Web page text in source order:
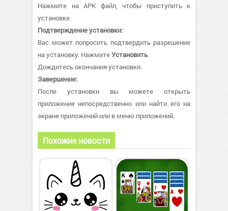
Нажмите на APK файл, чтобы приступить к
установке.
Подтверждение установки:
Вас может попросить подтвердить разрешение
на установку. НажмитеУстановить.
Дождитесь окончания установки.
Завершение:
После установки вы можете открыть
приложение непосредственно или найти его на
экране приложений или в меню приложений.
Похожие новости